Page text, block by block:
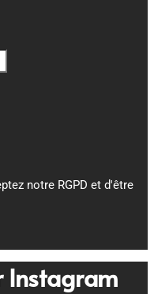
notre RGPD et d'être
Instagram